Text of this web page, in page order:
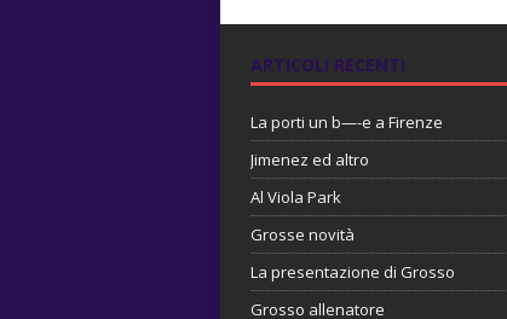
ARTICOLI RECENTI
La porti un b—-e a Firenze
Jimenez ed altro
Al Viola Park
Grosse novità
La presentazione di Grosso
Grosso allenatore